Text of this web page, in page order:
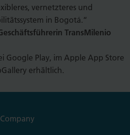
vernetzteres und
in Bogotá.“
TransMilenio
Google Play, im Apple App Store
erhältlich.